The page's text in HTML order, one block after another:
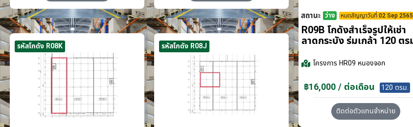
สถานะ ว่าง หมดสัญญาวันที่ 02 Sep 2565
R09B โกดังสำเร็จรูปให้เช่า
ลาดกระบัง​ ร่มเกล้า 120 ตร
โครงการHR09 หนองจอก
฿16,000 / ต่อเดือน 120 ตรม.
ติดต่อตัวแทนจำหน่าย
รหัสโกดัง R08K รหัสโกดัง R08J